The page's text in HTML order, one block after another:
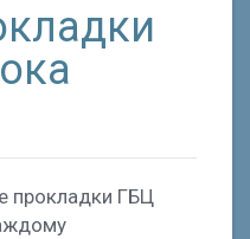
прокладки ГБЦ